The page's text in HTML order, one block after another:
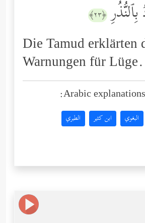
﴿٢٣﴾
Die Tamud erklärten
Warnungen für Lüge.
Arabic
البغوي ابن كثير الطبري